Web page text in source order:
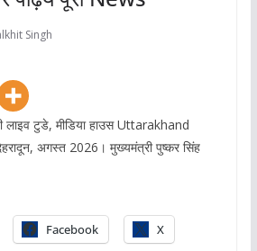
Singh
टुडे, मीडिया हाउस Uttarakhand
अगस्त 2026। मुख्यमंत्री पुष्कर सिंह
Facebook X